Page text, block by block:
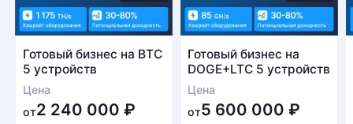
Заказать звонок
обговариваются индивидуально с менеджером
Безналичный расчет
Готовый бизнес на BTC
5 устройств
Цена
от2 240 000 ₽
Готовый бизнес на
DOGE+LTC 5 устройств
Цена
от5 600 000₽